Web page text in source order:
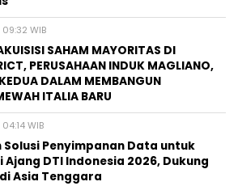
WIB
SAHAM MAYORITAS DI
PERUSAHAAN INDUK MAGLIANO,
DALAM MEMBANGUN
ITALIA BARU
WIB
Solusi Penyimpanan Data untuk
Ajang DTI Indonesia 2026, Dukung
Asia Tenggara